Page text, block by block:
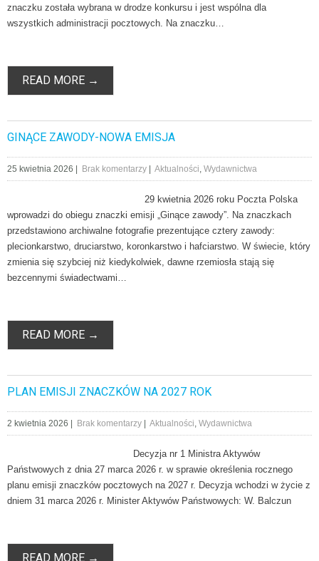
znaczku została wybrana w drodze konkursu i jest wspólna dla
wszystkich administracji pocztowych. Na znaczku…
READ MORE →
GINĄCE ZAWODY-NOWA EMISJA
25 kwietnia 2026 Brak komentarzy Aktualności, Wydawnictwa
29 kwietnia 2026 roku Poczta Polska
wprowadzi do obiegu znaczki emisji „Ginące zawody”. Na znaczkach
przedstawiono archiwalne fotografie prezentujące cztery zawody:
plecionkarstwo, druciarstwo, koronkarstwo i hafciarstwo. W świecie, który
zmienia się szybciej niż kiedykolwiek, dawne rzemiosła stają się
bezcennymi świadectwami…
READ MORE →
PLAN EMISJI ZNACZKÓW NA 2027 ROK
2 kwietnia 2026 Brak komentarzy Aktualności, Wydawnictwa
Decyzja nr 1 Ministra Aktywów
Państwowych z dnia 27 marca 2026 r. w sprawie określenia rocznego
planu emisji znaczków pocztowych na 2027 r. Decyzja wchodzi w życie z
dniem 31 marca 2026 r. Minister Aktywów Państwowych: W. Balczun
READ MORE →